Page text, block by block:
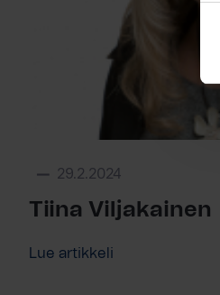
29.2.2024
Tiina Viljakainen
Lue artikkeli